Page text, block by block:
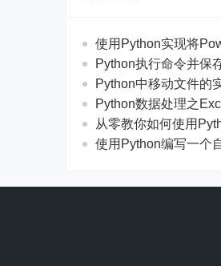
使用Python实现将
Python执行命令并保
Python中移动文件的
Python数据处理之
从零教你如何使用
使用Python编写一个